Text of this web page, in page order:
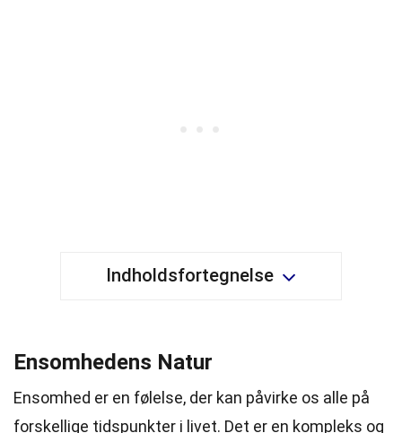
Indholdsfortegnelse
Ensomhedens Natur
Ensomhed er en følelse, der kan påvirke os alle på
forskellige tidspunkter i livet. Det er en kompleks og